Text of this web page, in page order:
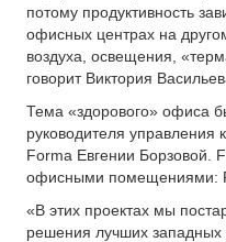
потому продуктивность
офисных центрах на
воздуха, освещения,
говорит Виктория
Тема «здорового» офиса
руководителя
Forma Евгении Борзовой.
офисными помещениями:
«В этих проектах мы
решения лучших западных